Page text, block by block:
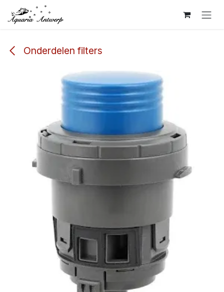
Overslaan naar inhoud
Onderdelen filters